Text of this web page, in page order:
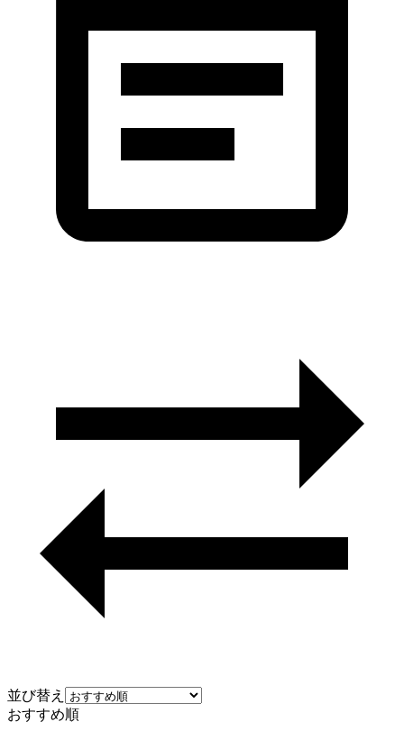
並び替え
おすすめ順